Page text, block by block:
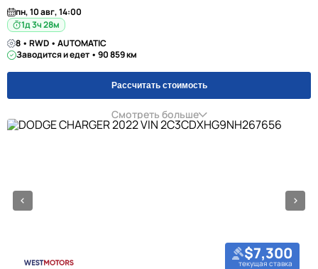
пн, 10 авг, 14:00
1д 3ч 28м
8 • RWD • AUTOMATIC
Заводится и едет • 90 859 км
Рассчитать стоимость
Смотреть больше
$7,300
текущая ставка